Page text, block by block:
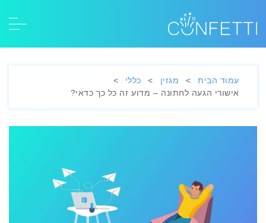
עמוד הבית > מגזין > כללי
>
אישורי הגעה לחתונה – מדוע זה כל כך כדאי?